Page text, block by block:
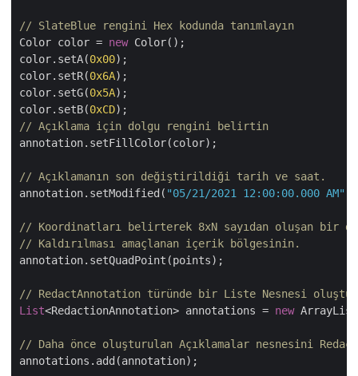
// SlateBlue rengini Hex kodunda tanımlayın
Color color = new Color();
color.setA(0x00);
color.setR(0x6A);
color.setG(0x5A);
color.setB(0xCD
// Açıklama için dolgu rengini belirtin
annotation.setFillColor(color);
// Açıklamanın son değiştirildiği tarih ve saat.
annotation.setModified( "05/21/2021 12:00:00.000 AM"
// Koordinatları belirterek 8xN sayıdan oluşan bir
// Kaldırılması amaçlanan içerik bölgesinin.
annotation.setQuadPoint(points);
// RedactAnnotation türünde bir Liste Nesnesi
List<RedactionAnnotation> annotations = new
// Daha önce oluşturulan Açıklamalar nesnesini
annotations.add(annotation);